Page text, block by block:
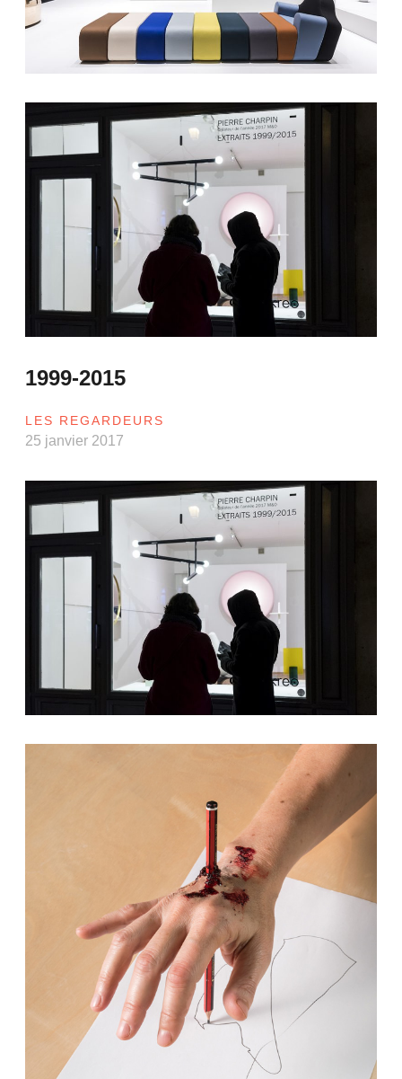
1999-2015
LES REGARDEURS
25 janvier 2017